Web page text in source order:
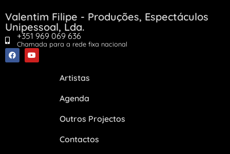
Valentim Filipe - Produções, Espectáculos
Unipessoal, Lda.
+351 969 069 636
Chamada para a rede fixa nacional
Artistas
Agenda
Outros Projectos
Contactos